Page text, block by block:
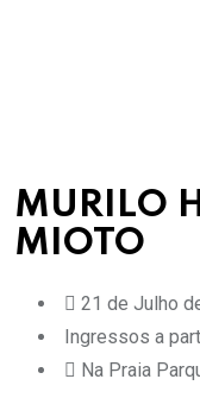
MURILO
MIOTO
21 de Julho
Ingressos a
Na Praia